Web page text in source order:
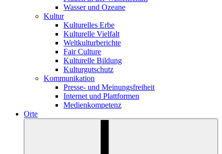
Wasser und Ozeane
Kultur
Kulturelles Erbe
Kulturelle Vielfalt
Weltkulturberichte
Fair Culture
Kulturelle Bildung
Kulturgutschutz
Kommunikation
Presse- und Meinungsfreiheit
Internet und Plattformen
Medienkompetenz
Orte